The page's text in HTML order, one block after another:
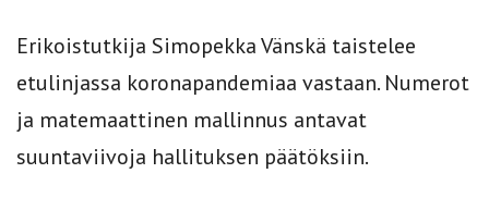
Erikoistutkija Simopekka Vänskä taistelee
etulinjassa koronapandemiaa vastaan. Numerot
ja matemaattinen mallinnus antavat
suuntaviivoja hallituksen päätöksiin.